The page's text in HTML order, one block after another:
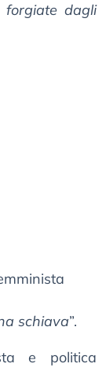
forgiate dagli
schiava”.
e politica